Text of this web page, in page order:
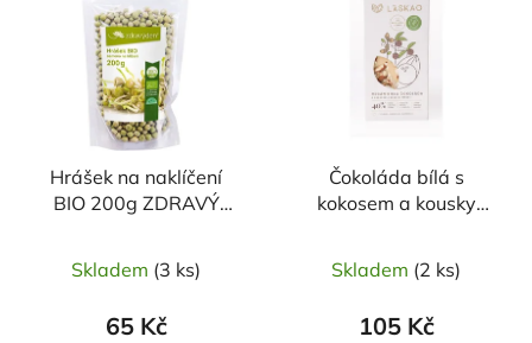
Hrášek na naklíčení
BIO 200g ZDRAVÝ
Skladem (3 ks)
65 Kč
Čokoláda bílá s
kokosem a kousky
Skladem (2 ks)
105 Kč